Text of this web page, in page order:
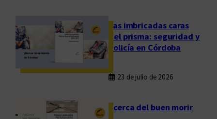
Las imbricadas caras
del prisma: seguridad y
policía en Córdoba
23 de julio de 2026
Acerca del buen morir